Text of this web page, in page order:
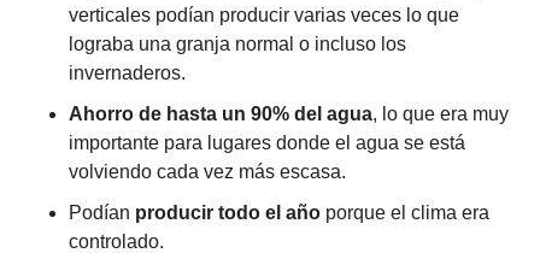
verticales podían producir varias veces lo que
lograba una granja normal o incluso los
invernaderos.
Ahorro de hasta un 90% del agua, lo que era muy
importante para lugares donde el agua se está
volviendo cada vez más escasa.
Podían producir todo el año porque el clima era
controlado.